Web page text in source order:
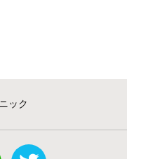
ック